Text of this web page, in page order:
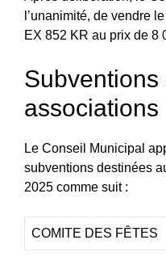
l’unanimité, de vendre
EX 852 KR au prix de 8
Subventions
associations
Le Conseil Municipal
subventions destinées
2025 comme suit :
COMITE DES FÊTES